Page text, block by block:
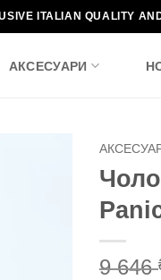
ITALIAN QUALITY
АКСЕСУАРИ
9 646